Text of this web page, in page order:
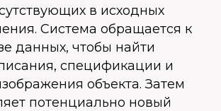
в исходных
Система обращается к
данных, чтобы найти
спецификации и
объекта. Затем
потенциально новый